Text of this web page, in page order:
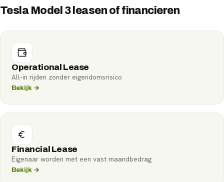
Tesla Model 3 leasen of financieren
Operational Lease
All-in rijden zonder eigendomsrisico
Bekijk →
Financial Lease
Eigenaar worden met een vast maandbedrag
Bekijk →